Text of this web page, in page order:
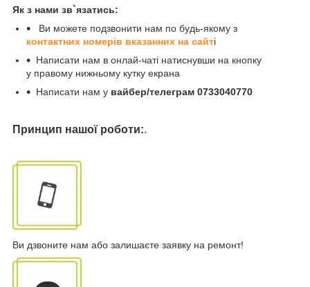
Як з нами зв`язатись:
Ви можете подзвонити нам по будь-якому з
контактних номерів вказанних на сайті
Написати нам в онлай-чаті натиснувши на кнопку
у правому нижньому кутку екрана
Написати нам у вайбер/телеграм 0733040770
Принцип нашої роботи:.
Ви дзвоните нам або залишаєте заявку на ремонт!